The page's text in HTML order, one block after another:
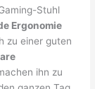
Stuhl
Ergonomie
zu einer guten
ihn zu